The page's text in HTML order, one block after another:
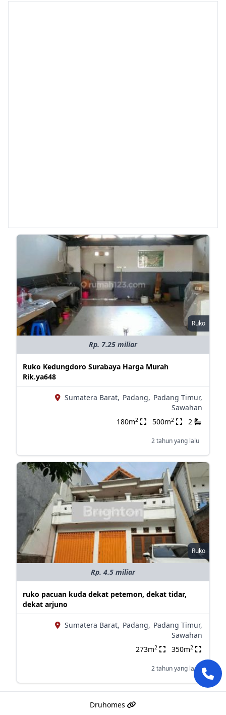
Ruko
Rp. 7.25 miliar
Ruko Kedungdoro Surabaya Harga Murah
Rik.ya648
Sumatera Barat, Padang, Padang Timur,
Sawahan
180m2 500m2 2
2 tahun yang lalu
Ruko
Rp. 4.5 miliar
ruko pacuan kuda dekat petemon, dekat tidar,
dekat arjuno
Sumatera Barat, Padang, Padang Timur,
Sawahan
273m2 350m2
2 tahun yang lalu
Druhomes